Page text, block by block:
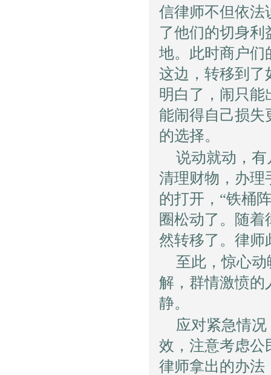
信律师不但依法
了他们的切身
地。此时商户们
这边，转移到了
明白了，闹只能
能闹得自己损失
的选择。
说动就动，
清理财物，办理
的打开，“铁桶
圈松动了。随
然转移了。律师
至此，惊心
解，群情激愤的
静。
应对紧急情
效，注意考虑公
律师拿出的办法